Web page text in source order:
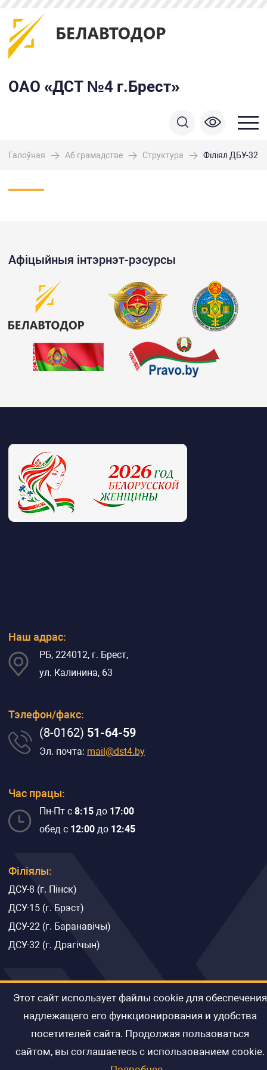
ОАО «ДСТ №4 г.Брест»
Галоўная Аб грамадстве Структура Філіял ДБУ-32
Афіцыйныя інтэрнэт-рэсурсы
Наш адрас:
РБ, 224012, г. Брест,
ул. Калинина, 63
Тэлефон/факс:
(8-0162) 51-64-59
Эл. почта: mail@dst4.by
Час працы:
Пн-Пт с 8:15 до 17:00
обед с 12:00 до 12:45
Філіялы:
ДСУ-8 (г. Пінск)
ДСУ-15 (г. Брэст)
ДСУ-22 (г. Баранавічы)
ДСУ-32 (г. Драгічын)
© 2021 Адкрытае акцыянернае таварыства
«Дарожна-будаўнічы трэст №4 г.Брэст»
Этот сайт использует файлы cookie для обеспечения
надлежащего его функционирования и удобства
посетителей сайта. Продолжая пользоваться
сайтом, вы соглашаетесь с использованием cookie.